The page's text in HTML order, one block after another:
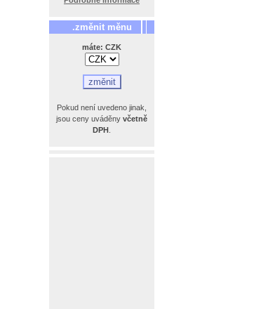
.změnit měnu
máte: CZK
Pokud není uvedeno jinak,
jsou ceny uváděny včetně
DPH